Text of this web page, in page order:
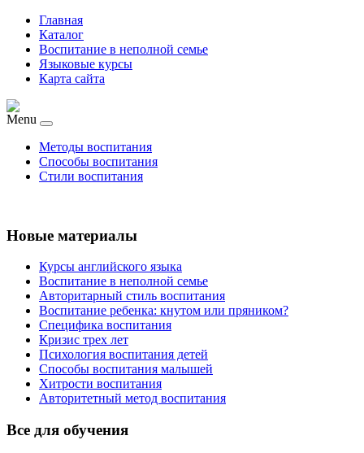
Главная
Каталог
Воспитание в неполной семье
Языковые курсы
Карта сайта
Menu
Методы воспитания
Способы воспитания
Стили воспитания
Новые материалы
Курсы английского языка
Воспитание в неполной семье
Авторитарный стиль воспитания
Воспитание ребенка: кнутом или пряником?
Специфика воспитания
Кризис трех лет
Психология воспитания детей
Способы воспитания малышей
Хитрости воспитания
Авторитетный метод воспитания
Все для обучения